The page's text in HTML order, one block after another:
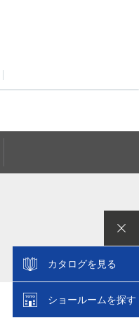
カタログを見る
ショールームを探す